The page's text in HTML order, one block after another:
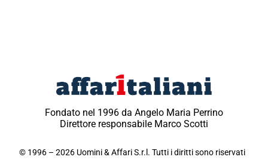
Fondato nel 1996 da Angelo Maria Perrino
Direttore responsabile Marco Scotti
© 1996 – 2026 Uomini & Affari S.r.l. Tutti i diritti sono riservati